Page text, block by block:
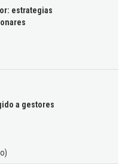
estrategias
a gestores